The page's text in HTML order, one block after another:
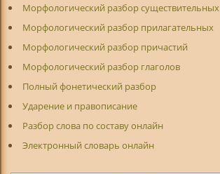
Морфологический разбор существительных
Морфологический разбор прилагательных
Морфологический разбор причастий
Морфологический разбор глаголов
Полный фонетический разбор
Ударение и правописание
Разбор слова по составу онлайн
Электронный словарь онлайн